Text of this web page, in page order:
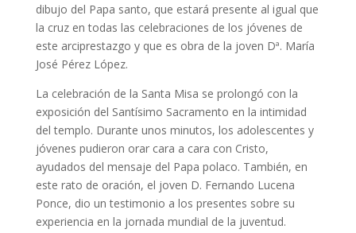
dibujo del Papa santo, que estará presente al igual que
la cruz en todas las celebraciones de los jóvenes de
este arciprestazgo y que es obra de la joven Dª. María
José Pérez López.
La celebración de la Santa Misa se prolongó con la
exposición del Santísimo Sacramento en la intimidad
del templo. Durante unos minutos, los adolescentes y
jóvenes pudieron orar cara a cara con Cristo,
ayudados del mensaje del Papa polaco. También, en
este rato de oración, el joven D. Fernando Lucena
Ponce, dio un testimonio a los presentes sobre su
experiencia en la jornada mundial de la juventud.